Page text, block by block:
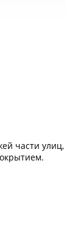
части улиц,